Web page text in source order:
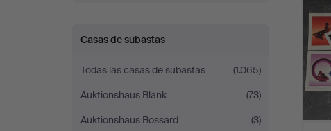
Casas de subastas
Todas las casas de subastas
(1.065)
Auktionshaus Blank
(73)
Auktionshaus Bossard
(3)